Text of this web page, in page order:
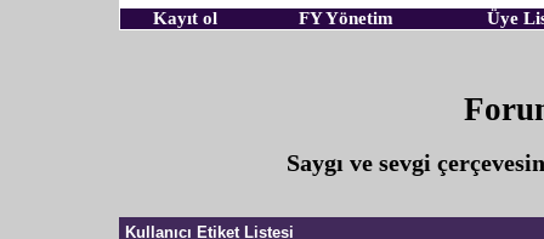
Kayıt ol FY Yönetim Üye
Saygı ve sevgi
Kullanıcı Etiket Listesi